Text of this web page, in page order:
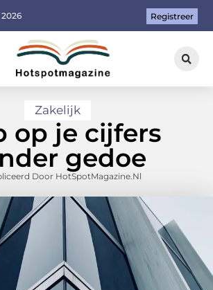
Registreer
Zakelijk
op je cijfers
gedoe
Door HotSpotMagazine.nl